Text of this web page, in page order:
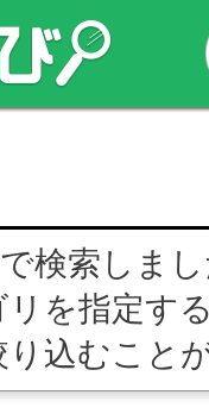
検索しま
を指定す
込むこと